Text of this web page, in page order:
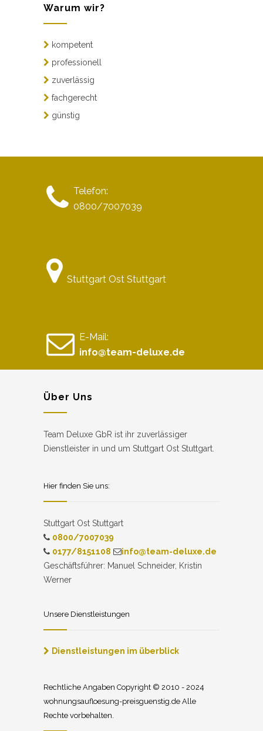
Warum wir?
kompetent
professionell
zuverlässig
fachgerecht
günstig
Telefon:
0800/7007039
Stuttgart Ost Stuttgart
E-Mail:
info@team-deluxe.de
Über Uns
Team Deluxe GbR ist ihr zuverlässiger
Dienstleister in und um Stuttgart Ost Stuttgart.
Hier finden Sie uns:
Stuttgart Ost Stuttgart
0800/7007039
0177/8151108
info@team-deluxe.de
Geschäftsführer: Manuel Schneider, Kristin
Werner
Unsere Dienstleistungen
Dienstleistungen im überblick
Rechtliche Angaben Copyright © 2010 - 2024
wohnungsaufloesung-preisguenstig.de Alle
Rechte vorbehalten.